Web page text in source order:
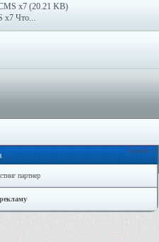
x7 (20.21 KB)
x7 Что...
Онлайн: 0
партнер